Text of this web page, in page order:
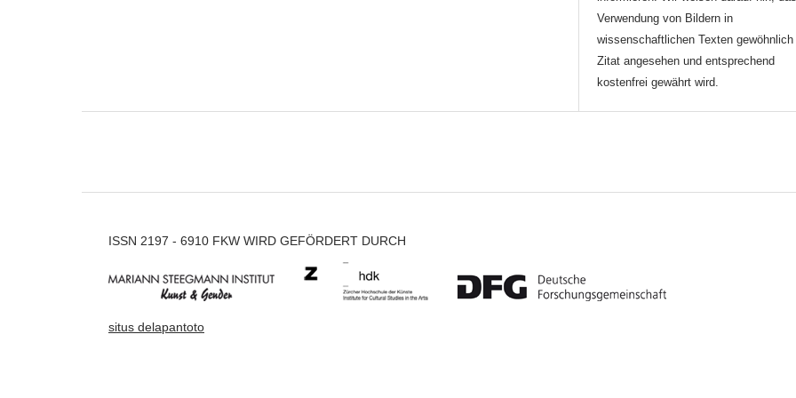
Verwendung von Bildern in
wissenschaftlichen Texten
Zitat angesehen und entsprechend
kostenfrei gewährt wird.
ISSN 2197 - 6910 FKW WIRD GEFÖRDERT DURCH
situs delapantoto